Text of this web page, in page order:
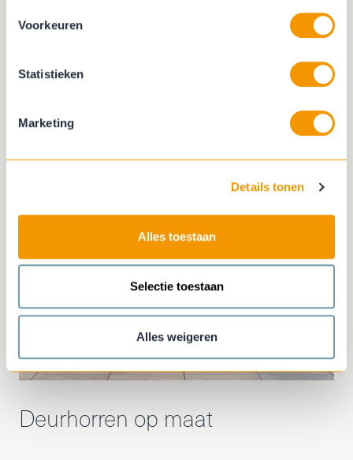
Voorkeuren
Statistieken
Marketing
Details tonen
Alles toestaan
Selectie toestaan
Alles weigeren
Deurhorren op maat